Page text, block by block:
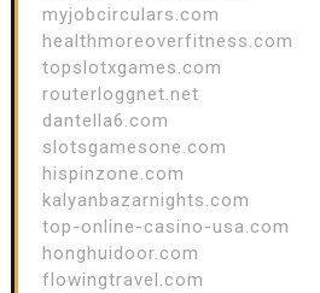
myjobcirculars.com
healthmoreoverfitness.com
topslotxgames.com
routerloggnet.net
dantella6.com
slotsgamesone.com
hispinzone.com
kalyanbazarnights.com
top-online-casino-usa.com
honghuidoor.com
flowingtravel.com